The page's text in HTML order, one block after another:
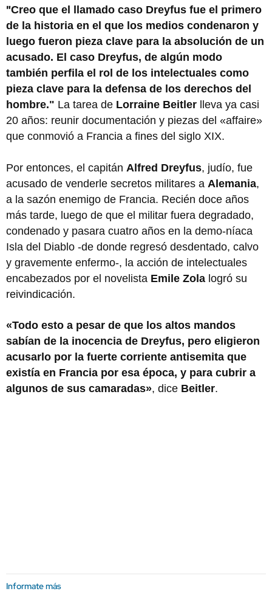
"Creo que el llamado caso Dreyfus fue el primero
de la historia en el que los medios condenaron y
luego fueron pieza clave para la absolución de un
acusado. El caso Dreyfus, de algún modo
también perfila el rol de los intelectuales como
pieza clave para la defensa de los derechos del
hombre." La tarea de Lorraine Beitler
lleva ya casi
20 años: reunir documentación y piezas del «affaire»
que conmovió a Francia a fines del siglo XIX.
Por entonces, el capitán Alfred Dreyfus, judío, fue
acusado de venderle secretos militares a Alemania,
a la sazón enemigo de Francia. Recién doce años
más tarde, luego de que el militar fuera degradado,
condenado y pasara cuatro años en la demo-níaca
Isla del Diablo -de donde regresó desdentado, calvo
y gravemente enfermo-, la acción de intelectuales
encabezados por el novelista Emile Zola logró su
reivindicación.
«Todo esto a pesar de que los altos mandos
sabían de la inocencia de Dreyfus, pero eligieron
acusarlo por la fuerte corriente antisemita que
existía en Francia por esa época, y para cubrir a
algunos de sus camaradas», dice Beitler.
Informate más